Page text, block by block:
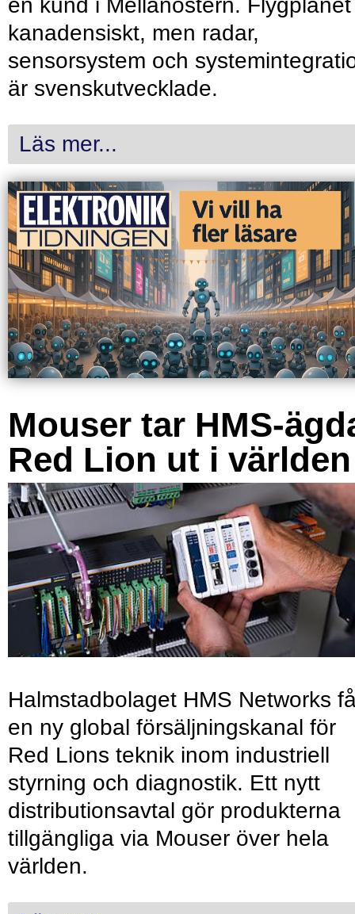
en kund i Mellanöstern.
kanadensiskt, men radar,
sensorsystem och
är svenskutvecklade.
Läs mer...
Mouser tar HMS-
Red Lion ut i världen
Halmstadbolaget HMS Networks
en ny global försäljningskanal för
Red Lions teknik inom industriell
styrning och diagnostik. Ett nytt
distributionsavtal gör produkterna
tillgängliga via Mouser över hela
världen.